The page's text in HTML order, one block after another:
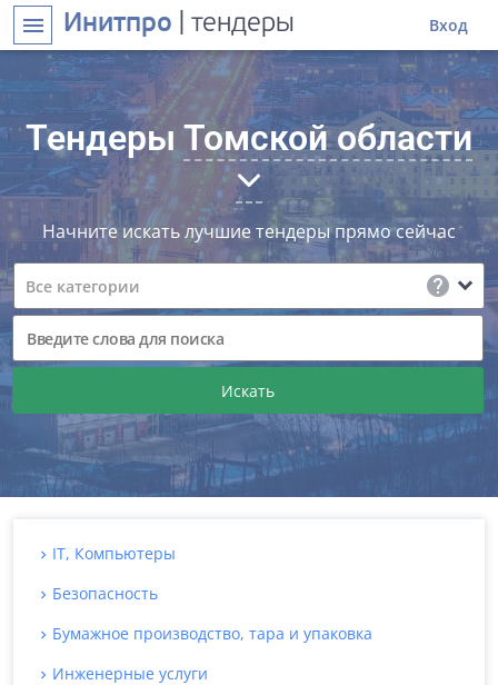
menu Инитпро | тендеры Вход
Тендеры Томской области
Начните искать лучшие тендеры прямо сейчас
Все категории expand_more
help
Искать
IT, Компьютеры
Безопасность
Бумажное производство, тара и упаковка
Инженерные услуги